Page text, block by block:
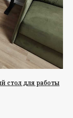
стол для работы